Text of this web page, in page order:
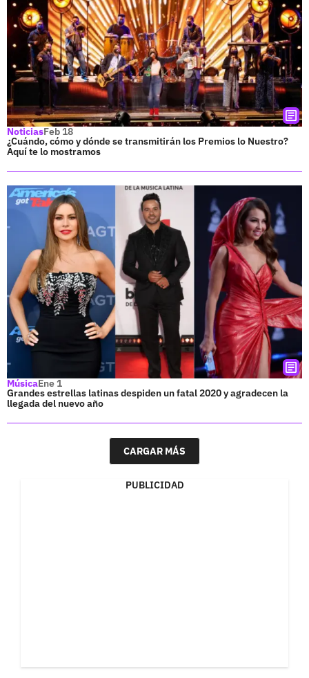
NoticiasFeb 18
¿Cuándo, cómo y dónde se transmitirán los Premios lo Nuestro?
Aquí te lo mostramos
MúsicaEne 1
Grandes estrellas latinas despiden un fatal 2020 y agradecen la
llegada del nuevo año
CARGAR MÁS
PUBLICIDAD